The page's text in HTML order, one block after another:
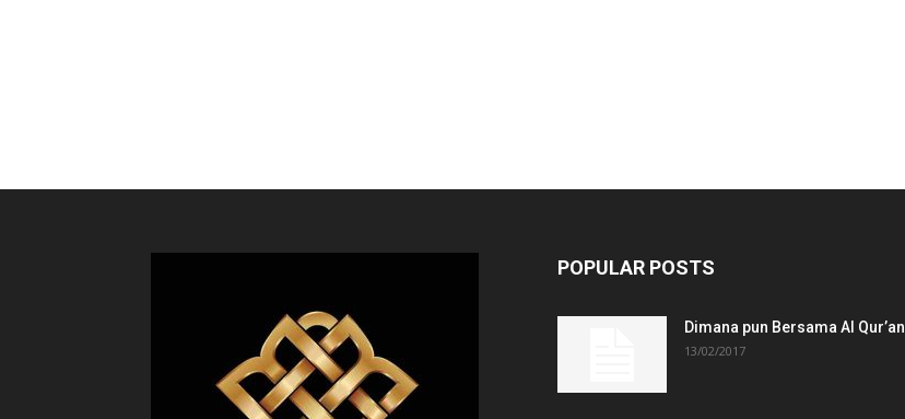
POPULAR POSTS
Dimana pun Bersama Al Qur’an
13/02/2017